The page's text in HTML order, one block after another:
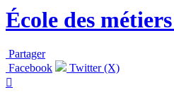
École des
Partager
Facebook
Twitter (X)
